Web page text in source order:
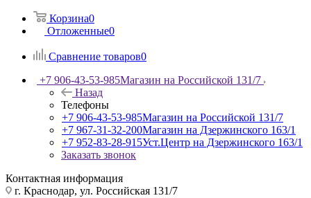
Корзина0
Отложенные0
Сравнение товаров0
+7 906-43-53-985Магазин на Российской 131/7
Назад
Телефоны
+7 906-43-53-985Магазин на Российской 131/7
+7 967-31-32-200Магазин на Дзержинского 163/1
+7 952-83-28-915Уст.Центр на Дзержинского 163/1
Заказать звонок
Контактная информация
г. Краснодар, ул. Российская 131/7